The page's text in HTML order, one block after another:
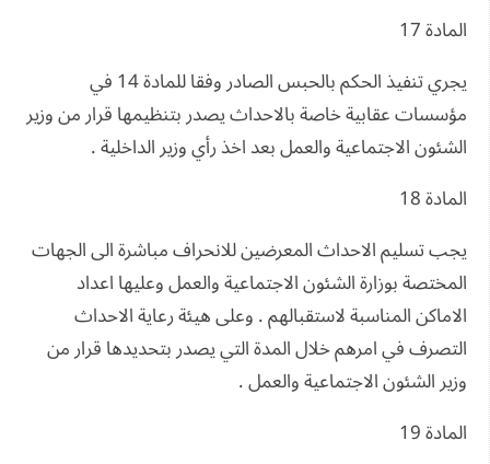
المادة 17
يجري تنفيذ الحكم بالحبس الصادر وفقا للمادة 14 في
مؤسسات عقابية خاصة بالاحداث يصدر بتنظيمها قرار من وزير
الشئون الاجتماعية والعمل بعد اخذ رأي وزير الداخلية .
المادة 18
يجب تسليم الاحداث المعرضين للانحراف مباشرة الى الجهات
المختصة بوزارة الشئون الاجتماعية والعمل وعليها اعداد
الاماكن المناسبة لاستقبالهم . وعلى هيئة رعاية الاحداث
التصرف في امرهم خلال المدة التي يصدر بتحديدها قرار من
وزير الشئون الاجتماعية والعمل .
المادة 19